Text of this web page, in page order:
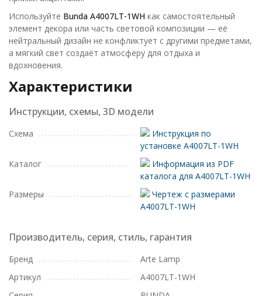
Используйте Bunda A4007LT-1WH как самостоятельный
элемент декора или часть световой композиции — её
нейтральный дизайн не конфликтует с другими предметами,
а мягкий свет создаёт атмосферу для отдыха и
вдохновения.
Характеристики
Инструкции, схемы, 3D модели
Схема
Инструкция по
установке A4007LT-1WH
Каталог
Информация из PDF
каталога для A4007LT-1WH
Размеры
Чертеж с размерами
A4007LT-1WH
Производитель, серия, стиль, гарантия
Бренд
Arte Lamp
Артикул
A4007LT-1WH